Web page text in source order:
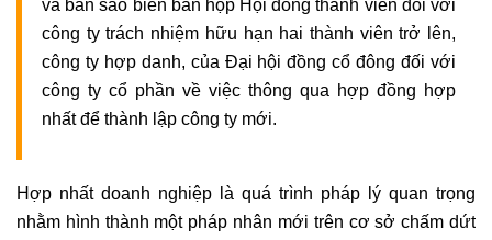
và bản sao biên bản họp Hội đồng thành viên đối với
công ty trách nhiệm hữu hạn hai thành viên trở lên,
công ty hợp danh, của Đại hội đồng cổ đông đối với
công ty cổ phần về việc thông qua hợp đồng hợp
nhất để thành lập công ty mới.
Hợp nhất doanh nghiệp là quá trình pháp lý quan trọng
nhằm hình thành một pháp nhân mới trên cơ sở chấm dứt